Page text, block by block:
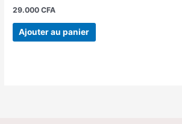
29.000CFA
Ajouter au panier